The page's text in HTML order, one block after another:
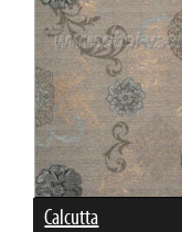
Calcutta